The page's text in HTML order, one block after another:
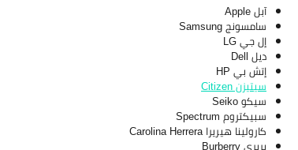
آبل Apple
سامسونج Samsung
إل جي LG
ديل Dell
إتش بي HP
سيتيزن Citizen
سيكو Seiko
سبيكتروم Spectrum
كارولينا هيريرا Carolina Herrera
بربري Burberry